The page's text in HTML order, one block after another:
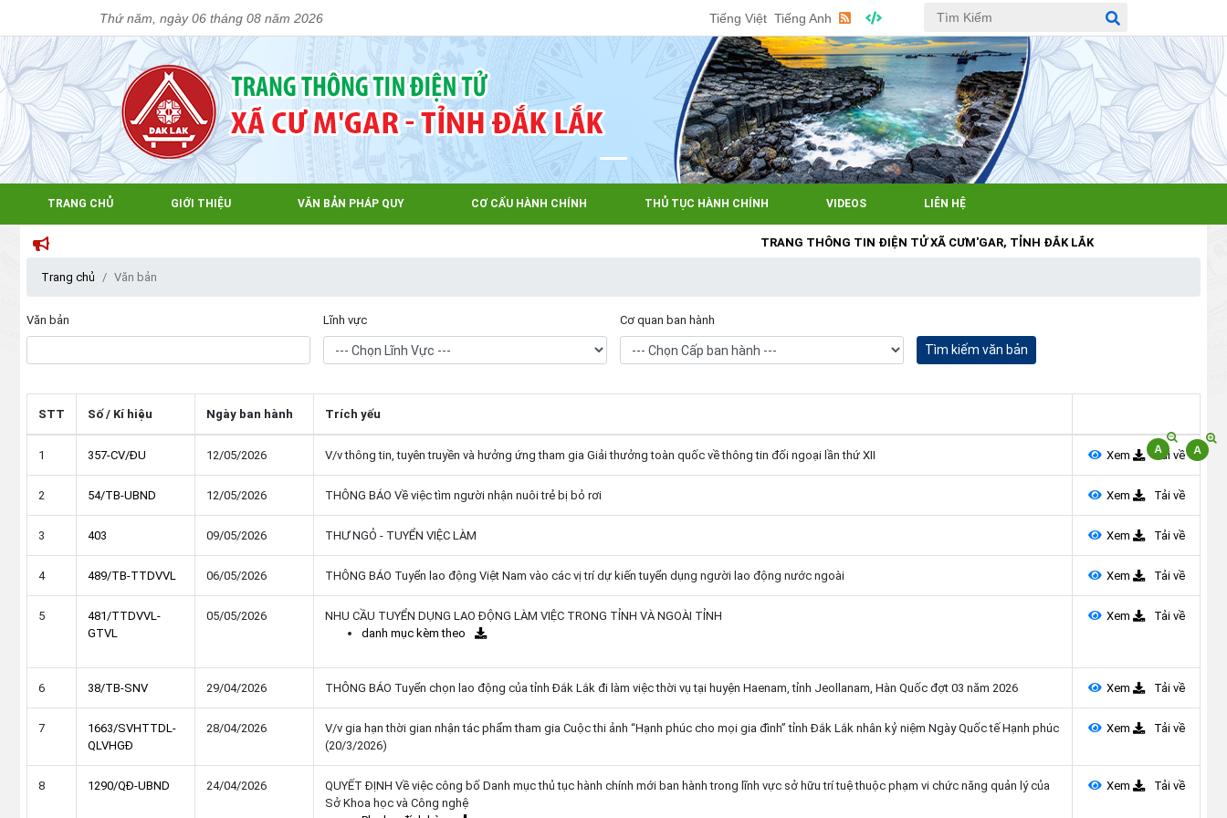
Thứ năm, ngày 06 tháng 08 năm 2026 Tiếng Việt Tiếng Anh
TRANG CHỦ GIỚI THIỆU VĂN BẢN PHÁP QUY CƠ CẤU HÀNH CHÍNH THỦ TỤC HÀNH CHÍNH VIDEOS LIÊN HỆ
TRANG THÔNG TIN ĐIỆN TỬ XÃ CƯM'GAR, TỈNH ĐẮK LẮK
Trang chủ Văn bản
Văn bản Lĩnh vực Cơ quan ban hành
STT Số / Kí hiệu Ngày ban hành Trích yếu
1 357-CV/ÐU 12/05/2026 V/v thông tin, tuyên truyền và hưởng ứng tham gia Giải thưởng toàn quốc về thông tin đối ngoại lần thứ XII Xem Tải về
2 54/TB-UBND 12/05/2026 THÔNG BÁO Về việc tìm người nhận nuôi trẻ bị bỏ rơi Xem Tải về
3 403 09/05/2026 THƯ NGỎ - TUYỂN VIỆC LÀM Xem Tải về
4 489/TB-TTDVVL 06/05/2026 THÔNG BÁO Tuyển lao động Việt Nam vào các vị trí dự kiến tuyển dụng người lao động nước ngoài Xem Tải về
5
481/TTDVVL-
GTVL
05/05/2026
NHU CẦU TUYỂN DỤNG LAO ĐỘNG LÀM VIỆC TRONG TỈNH VÀ NGOÀI TỈNH
danh mục kèm theo
Xem Tải về
6 38/TB-SNV 29/04/2026 THÔNG BÁO Tuyển chọn lao động của tỉnh Đắk Lắk đi làm việc thời vụ tại huyện Haenam, tỉnh Jeollanam, Hàn Quốc đợt 03 năm 2026 Xem Tải về
7
1663/SVHTTDL-
QLVHGÐ
28/04/2026
V/v gia hạn thời gian nhận tác phẩm tham gia Cuộc thi ảnh “Hạnh phúc cho mọi gia đình” tỉnh Đắk Lắk nhân kỷ niệm Ngày Quốc tế Hạnh phúc
(20/3/2026)
Xem Tải về
8 1290/QÐ-UBND 24/04/2026
QUYẾT ĐỊNH Về việc công bố Danh mục thủ tục hành chính mới ban hành trong lĩnh vực sở hữu trí tuệ thuộc phạm vi chức năng quản lý của
Sở Khoa học và Công nghệ
Xem Tải về